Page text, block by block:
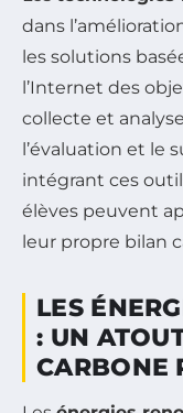
dans
les solutions
l’Internet des
collecte et
l’évaluation et le
intégrant ces
élèves peuvent
leur propre bilan
LES
: UN
CARBONE